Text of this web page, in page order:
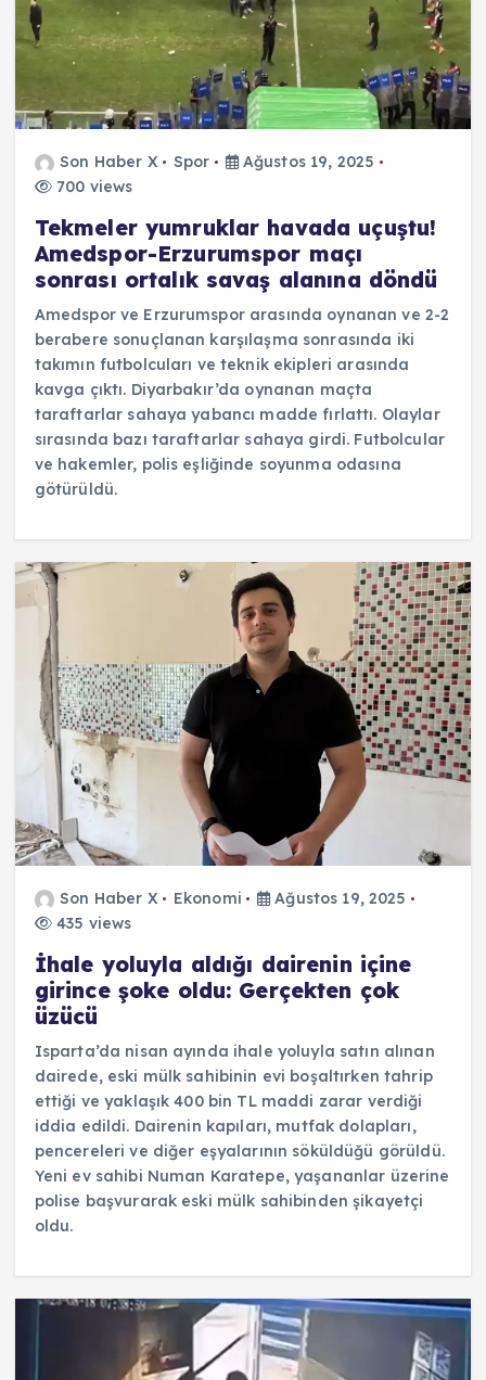
Son Haber X Spor
Ağustos 19, 2025
700 views
Tekmeler yumruklar havada uçuştu!
Amedspor-Erzurumspor maçı
sonrası ortalık savaş alanına döndü
Amedspor ve Erzurumspor arasında oynanan ve 2-2
berabere sonuçlanan karşılaşma sonrasında iki
takımın futbolcuları ve teknik ekipleri arasında
kavga çıktı. Diyarbakır’da oynanan maçta
taraftarlar sahaya yabancı madde fırlattı. Olaylar
sırasında bazı taraftarlar sahaya girdi. Futbolcular
ve hakemler, polis eşliğinde soyunma odasına
götürüldü.
Son Haber X Ekonomi
Ağustos 19, 2025
435 views
İhale yoluyla aldığı dairenin içine
girince şoke oldu: Gerçekten çok
üzücü
Isparta’da nisan ayında ihale yoluyla satın alınan
dairede, eski mülk sahibinin evi boşaltırken tahrip
ettiği ve yaklaşık 400 bin TL maddi zarar verdiği
iddia edildi. Dairenin kapıları, mutfak dolapları,
pencereleri ve diğer eşyalarının söküldüğü görüldü.
Yeni ev sahibi Numan Karatepe, yaşananlar üzerine
polise başvurarak eski mülk sahibinden şikayetçi
oldu.